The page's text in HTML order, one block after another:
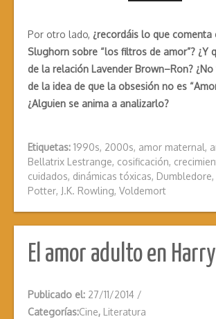
Por otro lado, ¿recordáis lo que comenta
Slughorn sobre “los filtros de amor”? ¿Y
de la relación Lavender Brown–Ron?
de la idea de que la obsesión no es
¿Alguien se anima a analizarlo?
Etiquetas: 1990s, 2000s, amor maternal,
Bellatrix Lestrange, cosificación,
cuidados, dinámicas tóxicas, Dumbledore,
Potter, J.K. Rowling, Voldemort
El amor adulto en
Publicado el: 27/11/2014 /
Categorías:Cine, Literatura